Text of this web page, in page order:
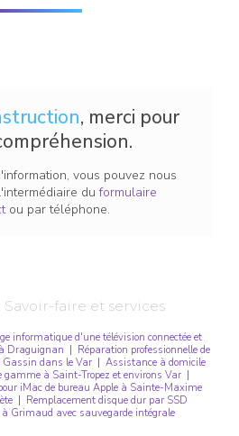
, merci pour
vous pouvez nous
duformulaire
ou par téléphone.
Savoir-faire et services
informatique d'une télévision connectée et
Draguignan
Réparation professionnelle de
Gassin dans le Var
Assistance à domicile
gamme à Saint-Tropez et environs Var|
iMac de bureau Apple à Sainte-Maxime
| Remplacement disque dur par SSD
Grimaud avec sauvegarde intégrale